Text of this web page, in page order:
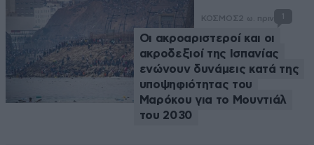
ΚΟΣΜΟΣ2 ω. πριν 1
Οι ακροαριστεροί και οι
ακροδεξιοί της Ισπανίας
ενώνουν δυνάμεις κατά της
υποψηφιότητας του
Μαρόκου για το Μουντιάλ
του 2030